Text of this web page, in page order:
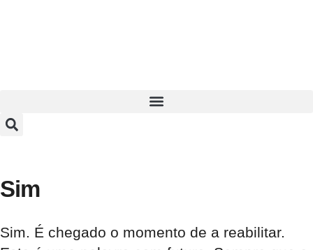
Sim
Sim. É chegado o momento de a reabilitar.